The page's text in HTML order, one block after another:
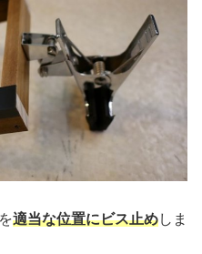
適当な位置にビス止めしま